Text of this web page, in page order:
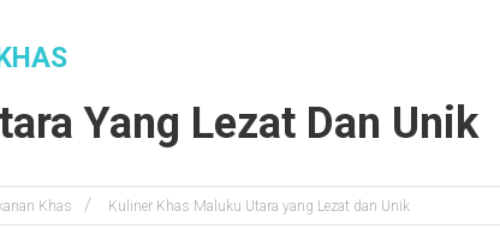
Yang Lezat Dan Unik
Khas Kuliner Khas Maluku Utara yang Lezat dan Unik